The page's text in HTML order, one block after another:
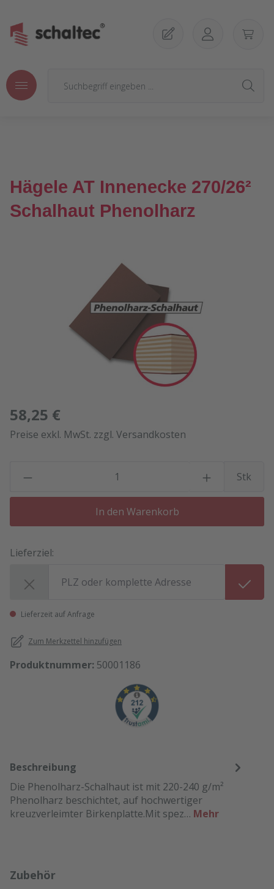
Hägele AT Innenecke 270/26²
Schalhaut Phenolharz
Bildergalerie überspringen
58,25 €
Preise exkl. MwSt. zzgl. Versandkosten
Stk
In den Warenkorb
Lieferziel:
Lieferzeit auf Anfrage
Zum Merkzettel hinzufügen
Produktnummer: 50001186
Beschreibung
Die Phenolharz-Schalhaut ist mit 220-240 g/m²
Phenolharz beschichtet, auf hochwertiger
kreuzverleimter Birkenplatte.Mit spez… Mehr
Produktgalerie überspringen
Zubehör